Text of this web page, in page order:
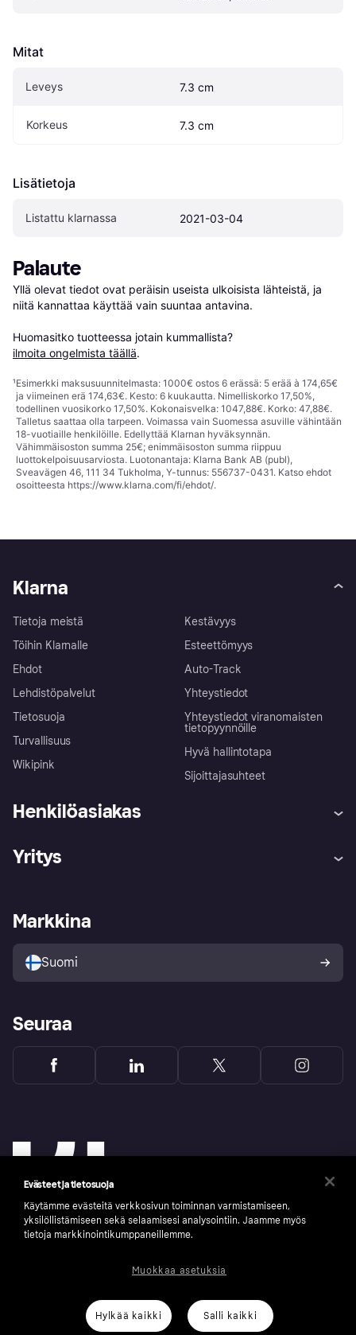
Mitat
Leveys 7.3 cm
Korkeus 7.3 cm
Lisätietoja
Listattu klarnassa 2021-03-04
Palaute
Yllä olevat tiedot ovat peräisin useista ulkoisista lähteistä, ja
niitä kannattaa käyttää vain suuntaa antavina.
Huomasitko tuotteessa jotain kummallista?
ilmoita ongelmista täällä.
¹Esimerkki maksusuunnitelmasta: 1000€ ostos 6 erässä: 5 erää à 174,65€
ja viimeinen erä 174,63€. Kesto: 6 kuukautta. Nimelliskorko 17,50%,
todellinen vuosikorko 17,50%. Kokonaisvelka: 1047,88€. Korko: 47,88€.
Talletus saattaa olla tarpeen. Voimassa vain Suomessa asuville vähintään
18-vuotiaille henkilöille. Edellyttää Klarnan hyväksynnän.
Vähimmäisoston summa 25€; enimmäisoston summa riippuu
luottokelpoisuusarviosta. Luotonantaja: Klarna Bank AB (publ),
Sveavägen 46, 111 34 Tukholma, Y-tunnus: 556737-0431. Katso ehdot
osoitteesta https://www.klarna.com/fi/ehdot/.
Klarna
Tietoja meistä
Töihin Klarnalle
Ehdot
Lehdistöpalvelut
Tietosuoja
Turvallisuus
Wikipink
Kestävyys
Esteettömyys
Auto-Track
Yhteystiedot
Yhteystiedot viranomaisten
tietopyynnöille
Hyvä hallintotapa
Sijoittajasuhteet
Henkilöasiakas
Ohje
Kirjaudu sisään
Tutustu kauppoihin
Ostajan turva
Yritys
Kirjaudu sisään yrityksenä
Markkina
Suomi
Seuraa
Copyright © 2005-2026 Klarna Bank AB (publ). Headquarters: Stockholm, Sweden. All
rights reserved. Klarna Bank AB (publ). Sveavägen 46, 111 34 Stockholm. Organization
Klarnan evästeselosteKlarna.com
Evästeet ja tietosuoja
Käytämme evästeitä verkkosivun toiminnan varmistamiseen,
yksilöllistämiseen sekä selaamisesi analysointiin. Jaamme myös
tietoja markkinointikumppaneillemme.
Hylkää kaikki Salli kaikki
Muokkaa asetuksia